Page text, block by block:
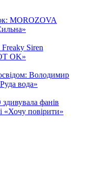
MOROZOVA
Siren
OK»
Володимир
вода»
фанів
«Хочу повірити»